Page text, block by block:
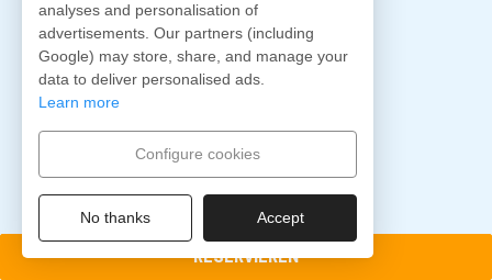
RESERVIEREN
Charter
Schiffe
Unterkünfte
Blog
Folgen Sie uns
analyses and personalisation of
advertisements. Our partners (including
Google) may store, share, and manage your
data to deliver personalised ads.
Learn more
Configure cookies
No thanks Accept